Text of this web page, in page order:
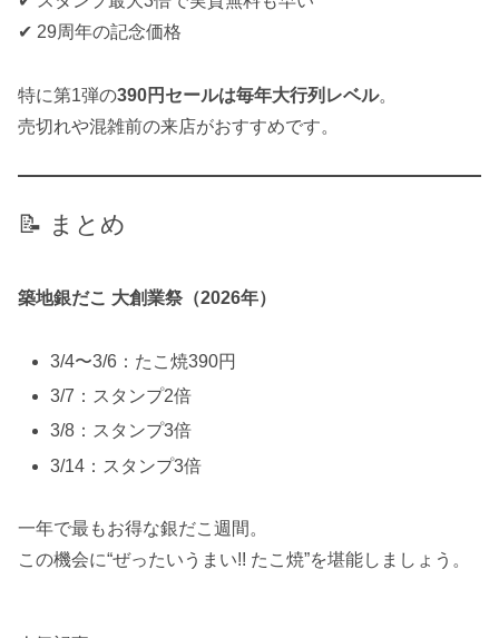
✔ 29周年の記念価格
特に第1弾の390円セールは毎年大行列レベル。
売切れや混雑前の来店がおすすめです。
📝 まとめ
築地銀だこ 大創業祭（2026年）
3/4〜3/6：たこ焼390円
3/7：スタンプ2倍
3/8：スタンプ3倍
3/14：スタンプ3倍
一年で最もお得な銀だこ週間。
この機会に“ぜったいうまい!! たこ焼”を堪能しましょう。